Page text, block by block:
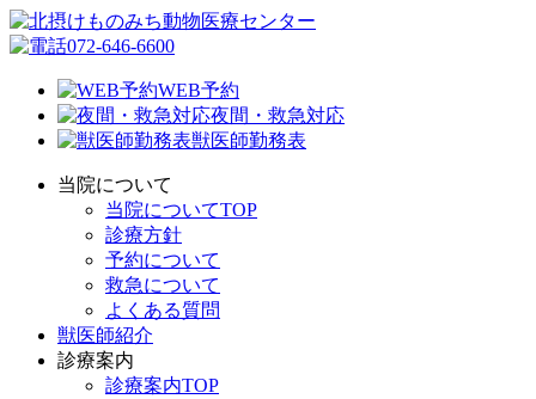
072-646-6600
WEB予約
夜間・救急対応
獣医師勤務表
当院について
当院についてTOP
診療方針
予約について
救急について
よくある質問
獣医師紹介
診療案内
診療案内TOP